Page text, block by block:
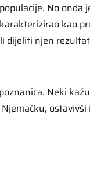
No onda
kao
dijeliti njen
Neki
ostavivši